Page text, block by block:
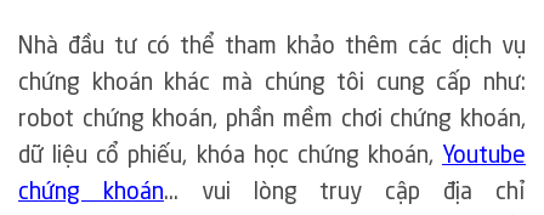
Nhà đầu tư có thể tham khảo thêm các dịch vụ
chứng khoán khác mà chúng tôi cung cấp như:
robot chứng khoán, phần mềm chơi chứng khoán,
dữ liệu cổ phiếu, khóa học chứng khoán, Youtube
chứng khoán… vui lòng truy cập địa chỉ